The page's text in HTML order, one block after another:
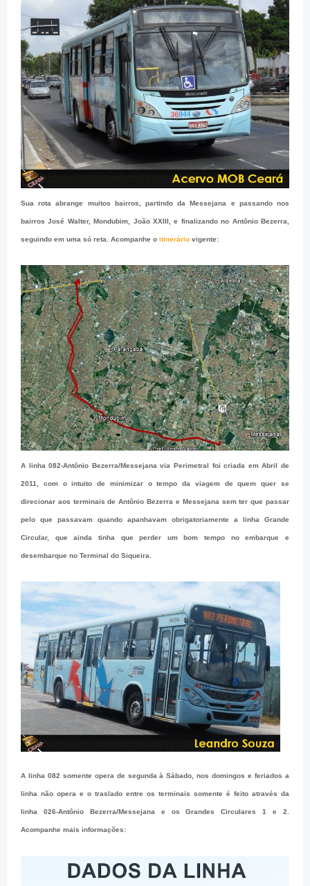
Sua rota abrange muitos bairros, partindo da Messejana e passando nos
bairros José Walter, Mondubim, João XXIII, e finalizando no Antônio Bezerra,
seguindo em uma só reta. Acompanhe o itinerário vigente:
A linha 082-Antônio Bezerra/Messejana via Perimetral foi criada em Abril de
2011, com o intuito de minimizar o tempo da viagem de quem quer se
direcionar aos terminais de Antônio Bezerra e Messejana sem ter que passar
pelo que passavam quando apanhavam obrigatoriamente a linha Grande
Circular, que ainda tinha que perder um bom tempo no embarque e
desembarque no Terminal do Siqueira.
A linha 082 somente opera de segunda à Sábado, nos domingos e feriados a
linha não opera e o traslado entre os terminais somente é feito através da
linha 026-Antônio Bezerra/Messejana e os Grandes Circulares 1 e 2.
Acompanhe mais informações: